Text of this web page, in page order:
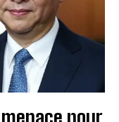
menace pour